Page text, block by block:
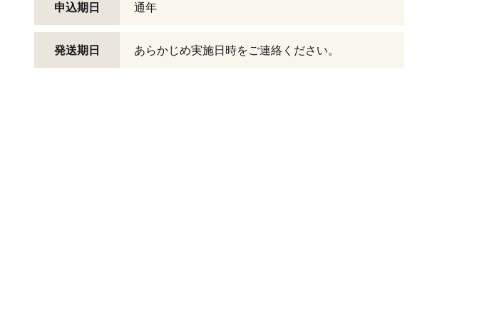
申込期日 通年
発送期日 あらかじめ実施日時をご連絡ください。